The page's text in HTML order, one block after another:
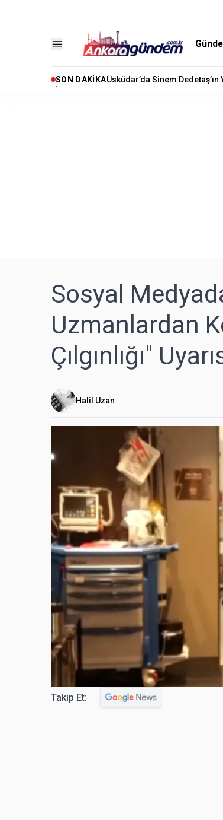
SON DAKIKAAkaryakıtta İndirim
Sosyal
Uzmanlardan
Çılgınlığı"
Halil Uzan
Takip Et: